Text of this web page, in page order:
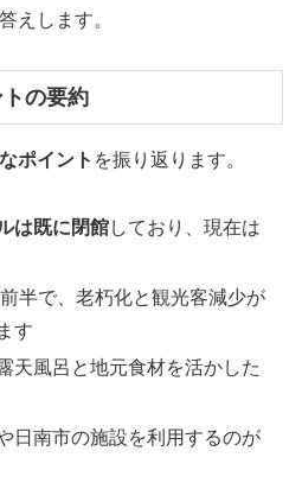
えします。
の要約
ポイント を振り返ります。
は既に閉館しており、現在は
半で、老朽化と観光客減少が
す
天風呂と地元食材を活かした
日南市の施設を利用するのが